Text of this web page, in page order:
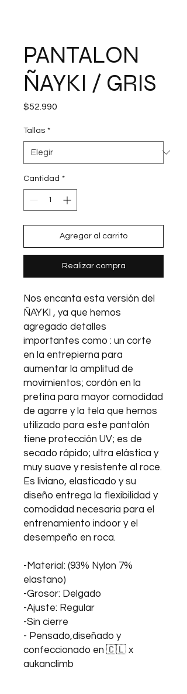
PANTALON
ÑAYKI / GRIS
$52.990
Tallas *
Cantidad *
Agregar al carrito
Realizar compra
Nos encanta esta versión del
ÑAYKI , ya que hemos
agregado detalles
importantes como : un corte
en la entrepierna para
aumentar la amplitud de
movimientos; cordón en la
pretina para mayor comodidad
de agarre y la tela que hemos
utilizado para este pantalón
tiene protección UV; es de
secado rápido; ultra elástica y
muy suave y resistente al roce.
Es liviano, elasticado y su
diseño entrega la flexibilidad y
comodidad necesaria para el
entrenamiento indoor y el
desempeño en roca.
-Material: (93% Nylon 7%
elastano)
-Grosor: Delgado
-Ajuste: Regular
-Sin cierre
- Pensado,diseñado y
confeccionado en 🇨🇱 x
aukanclimb